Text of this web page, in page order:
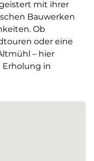
mit ihrer
Bauwerken
Ob
oder eine
– hier
Erholung in